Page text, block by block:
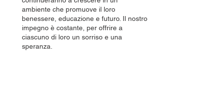
ambiente che promuove il loro
benessere, educazione e futuro. Il nostro
impegno è costante, per offrire a
ciascuno di loro un sorriso e una
speranza.